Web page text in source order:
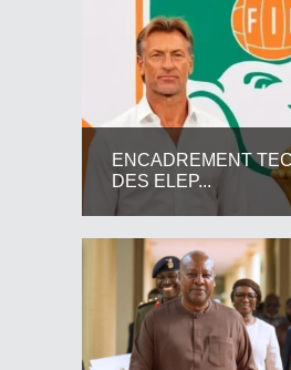
ENCADREMENT
DES ELEP...